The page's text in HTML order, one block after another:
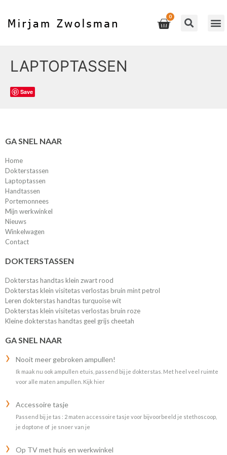
LAPTOPTASSEN
Save
GA SNEL NAAR
Home
Dokterstassen
Laptoptassen
Handtassen
Portemonnees
Mijn werkwinkel
Nieuws
Winkelwagen
Contact
DOKTERSTASSEN
Dokterstas handtas klein zwart rood
Dokterstas klein visitetas verlostas bruin mint petrol
Leren dokterstas handtas turquoise wit
Dokterstas klein visitetas verlostas bruin roze
Kleine dokterstas handtas geel grijs cheetah
GA SNEL NAAR
Nooit meer gebroken ampullen!
Ik maak nu ook ampullen etuis, passend bij je dokterstas. Met heel veel ruimte
voor alle maten ampullen. Kijk hier
Accessoire tasje
Passend bij je tas : 2 maten accessoire tasje voor bijvoorbeeld je stethoscoop,
je doptone of je snoer van je
Op TV met huis en werkwinkel